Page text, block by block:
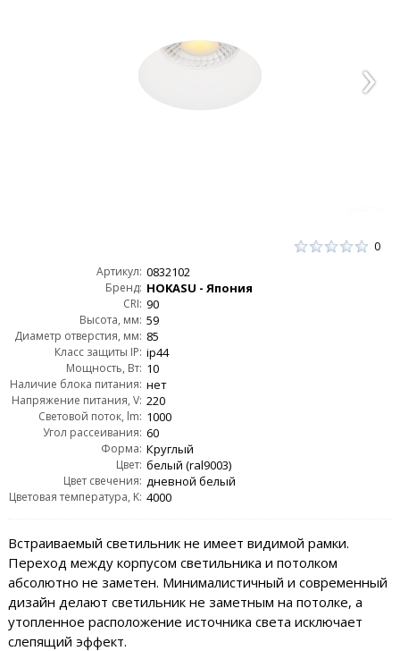
0
Артикул: 0832102
Бренд: HOKASU - Япония
CRI: 90
Высота, мм: 59
Диаметр отверстия, мм: 85
Класс защиты IP: ip44
Мощность, Вт: 10
Наличие блока питания: нет
Напряжение питания, V: 220
Световой поток, lm: 1000
Угол рассеивания: 60
Форма: Круглый
Цвет: белый (ral9003)
Цвет свечения: дневной белый
Цветовая температура, K: 4000
Встраиваемый светильник не имеет видимой рамки.
Переход между корпусом светильника и потолком
абсолютно не заметен. Минималистичный и современный
дизайн делают светильник не заметным на потолке, а
утопленное расположение источника света исключает
слепящий эффект.